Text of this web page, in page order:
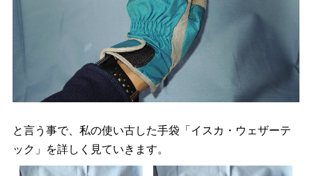
と言う事で、私の使い古した手袋「イスカ・ウェザーテ
ック」を詳しく見ていきます。